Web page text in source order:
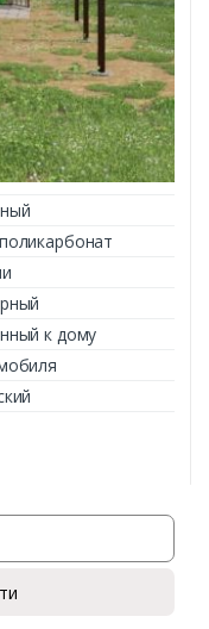
к дому